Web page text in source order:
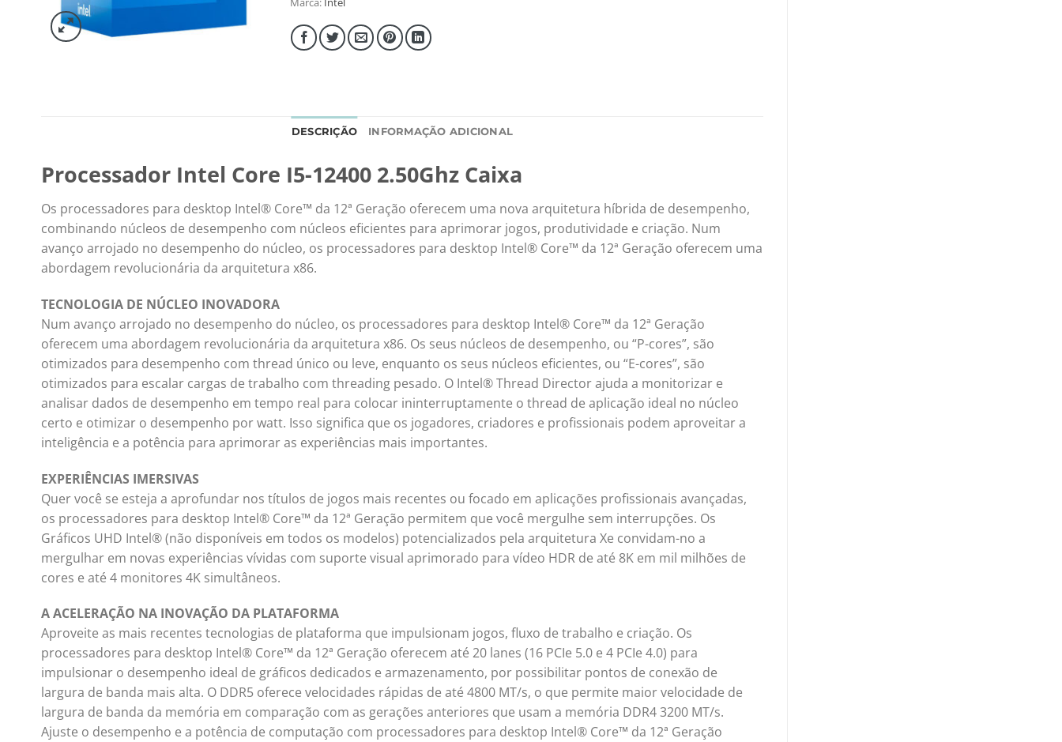
DESCRIÇÃO INFORMAÇÃO ADICIONAL
Processador Intel Core I5-12400 2.50Ghz Caixa
Os processadores para desktop Intel® Core™ da 12ª Geração oferecem uma nova arquitetura híbrida de desempenho,
combinando núcleos de desempenho com núcleos eficientes para aprimorar jogos, produtividade e criação. Num
avanço arrojado no desempenho do núcleo, os processadores para desktop Intel® Core™ da 12ª Geração oferecem uma
abordagem revolucionária da arquitetura x86.
TECNOLOGIA DE NÚCLEO INOVADORA
Num avanço arrojado no desempenho do núcleo, os processadores para desktop Intel® Core™ da 12ª Geração
oferecem uma abordagem revolucionária da arquitetura x86. Os seus núcleos de desempenho, ou “P-cores”, são
otimizados para desempenho com thread único ou leve, enquanto os seus núcleos eficientes, ou “E-cores”, são
otimizados para escalar cargas de trabalho com threading pesado. O Intel® Thread Director ajuda a monitorizar e
analisar dados de desempenho em tempo real para colocar ininterruptamente o thread de aplicação ideal no núcleo
certo e otimizar o desempenho por watt. Isso significa que os jogadores, criadores e profissionais podem aproveitar a
inteligência e a potência para aprimorar as experiências mais importantes.
EXPERIÊNCIAS IMERSIVAS
Quer você se esteja a aprofundar nos títulos de jogos mais recentes ou focado em aplicações profissionais avançadas,
os processadores para desktop Intel® Core™ da 12ª Geração permitem que você mergulhe sem interrupções. Os
Gráficos UHD Intel® (não disponíveis em todos os modelos) potencializados pela arquitetura Xe convidam-no a
mergulhar em novas experiências vívidas com suporte visual aprimorado para vídeo HDR de até 8K em mil milhões de
cores e até 4 monitores 4K simultâneos.
A ACELERAÇÃO NA INOVAÇÃO DA PLATAFORMA
Aproveite as mais recentes tecnologias de plataforma que impulsionam jogos, fluxo de trabalho e criação. Os
processadores para desktop Intel® Core™ da 12ª Geração oferecem até 20 lanes (16 PCIe 5.0 e 4 PCIe 4.0) para
impulsionar o desempenho ideal de gráficos dedicados e armazenamento, por possibilitar pontos de conexão de
largura de banda mais alta. O DDR5 oferece velocidades rápidas de até 4800 MT/s, o que permite maior velocidade de
largura de banda da memória em comparação com as gerações anteriores que usam a memória DDR4 3200 MT/s.
Ajuste o desempenho e a potência de computação com processadores para desktop Intel® Core™ da 12ª Geração